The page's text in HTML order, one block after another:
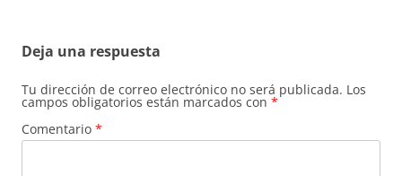
Deja una respuesta
Tu dirección de correo electrónico no será publicada. Los
campos obligatorios están marcados con *
Comentario *